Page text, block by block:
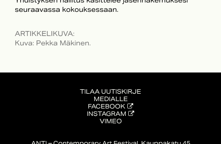
seuraavassa kokouksessaan.
ARTIKKELIKUVA:
Kuva: Pekka Mäkinen.
TILAA UUTISKIRJE
MEDIALLE
FACEBOOK
INSTAGRAM
VIMEO